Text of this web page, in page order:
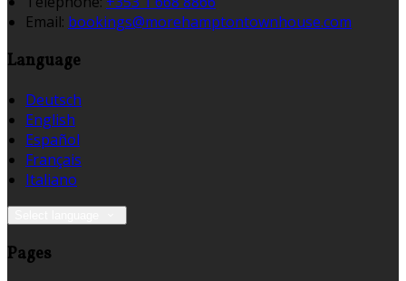
Email: bookings@morehamptontownhouse.com
Language
Deutsch
English
Español
Français
Italiano
Pages